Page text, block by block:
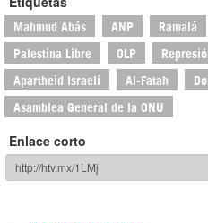
Mahmud Abás ANP Ramalá
Palestina Libre OLP
Apartheid Israelí Al-Fatah
Asamblea General de la ONU
Enlace corto